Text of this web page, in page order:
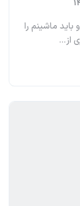
باید ماشینم را
از...